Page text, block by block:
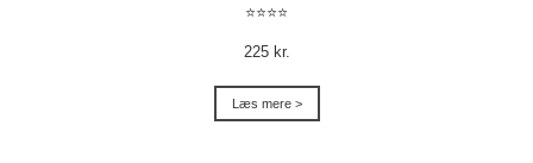
⭐⭐⭐⭐
225 kr.
Læs mere >